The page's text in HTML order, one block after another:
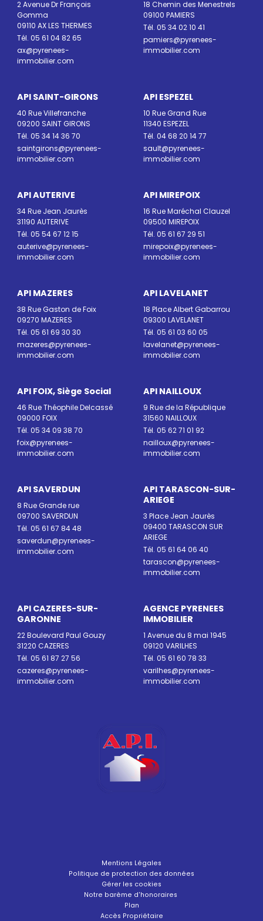
2 Avenue Dr François
Gomma
09110 AX LES THERMES
Tél. 05 61 04 82 65
ax@pyrenees-
immobilier.com
18 Chemin des Menestrels
09100 PAMIERS
Tél. 05 34 02 10 41
pamiers@pyrenees-
immobilier.com
API SAINT-GIRONS
40 Rue Villefranche
09200 SAINT GIRONS
Tél. 05 34 14 36 70
saintgirons@pyrenees-
immobilier.com
API ESPEZEL
10 Rue Grand Rue
11340 ESPEZEL
Tél. 04 68 20 14 77
sault@pyrenees-
immobilier.com
API AUTERIVE
34 Rue Jean Jaurès
31190 AUTERIVE
Tél. 05 54 67 12 15
auterive@pyrenees-
immobilier.com
API MIREPOIX
16 Rue Maréchal Clauzel
09500 MIREPOIX
Tél. 05 61 67 29 51
mirepoix@pyrenees-
immobilier.com
API MAZERES
38 Rue Gaston de Foix
09270 MAZERES
Tél. 05 61 69 30 30
mazeres@pyrenees-
immobilier.com
API LAVELANET
18 Place Albert Gabarrou
09300 LAVELANET
Tél. 05 61 03 60 05
lavelanet@pyrenees-
immobilier.com
API FOIX, Siège Social
46 Rue Théophile Delcassé
09000 FOIX
Tél. 05 34 09 38 70
foix@pyrenees-
immobilier.com
API NAILLOUX
9 Rue de la République
31560 NAILLOUX
Tél. 05 62 71 01 92
nailloux@pyrenees-
immobilier.com
API SAVERDUN
8 Rue Grande rue
09700 SAVERDUN
Tél. 05 61 67 84 48
saverdun@pyrenees-
immobilier.com
API TARASCON-SUR-
ARIEGE
3 Place Jean Jaurès
09400 TARASCON SUR
ARIEGE
Tél. 05 61 64 06 40
tarascon@pyrenees-
immobilier.com
API CAZERES-SUR-
GARONNE
22 Boulevard Paul Gouzy
31220 CAZERES
Tél. 05 61 87 27 56
cazeres@pyrenees-
immobilier.com
AGENCE PYRENEES
IMMOBILIER
1 Avenue du 8 mai 1945
09120 VARILHES
Tél. 05 61 60 78 33
varilhes@pyrenees-
immobilier.com
Mentions Légales
Politique de protection des données
Gérer les cookies
Notre barème d'honoraires
Plan
Accès Propriétaire